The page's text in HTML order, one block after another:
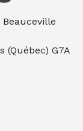
(Québec) G7A